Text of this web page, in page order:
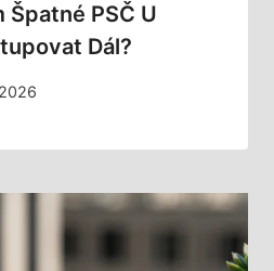
Špatné PSČ U
Dál?